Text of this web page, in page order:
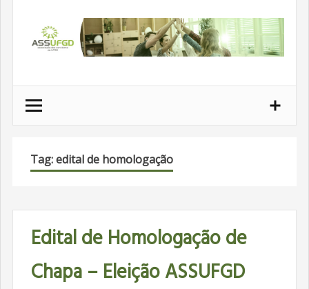
conteúdo
Tag: edital de homologação
Edital de Homologação de
Chapa – Eleição ASSUFGD